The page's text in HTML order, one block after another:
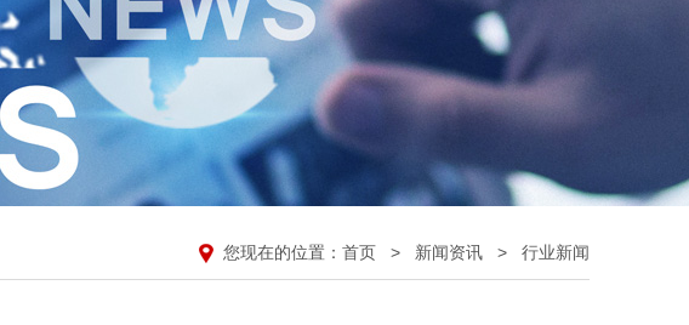
您现在的位置： 首页 > 新闻资讯 > 行业新闻